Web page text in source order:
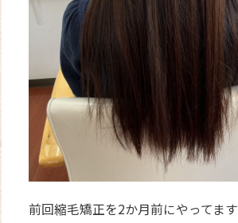
前回縮毛矯正を2か月前にやってます